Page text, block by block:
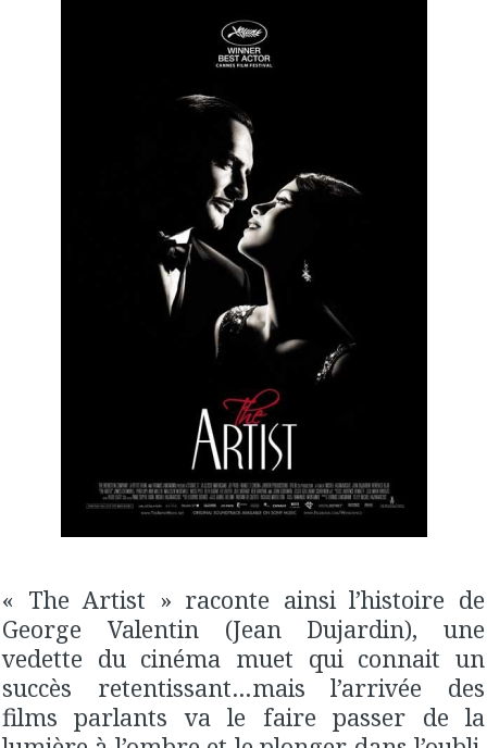
« The Artist » raconte ainsi l’histoire de
George Valentin (Jean Dujardin), une
vedette du cinéma muet qui connait un
succès retentissant…mais l’arrivée des
films parlants va le faire passer de la